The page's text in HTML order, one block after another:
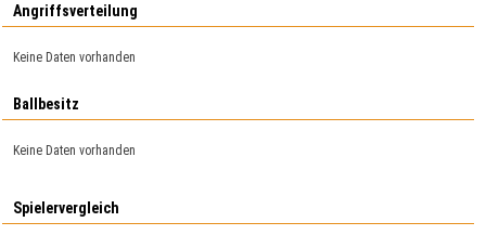
Angriffsverteilung
Keine Daten vorhanden
Ballbesitz
Keine Daten vorhanden
Spielervergleich